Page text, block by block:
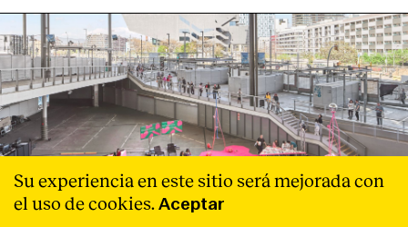
Su experiencia en este sitio será mejorada con
el uso de cookies. Aceptar